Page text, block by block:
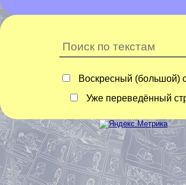
Воскресный (большой)
Уже переведённый